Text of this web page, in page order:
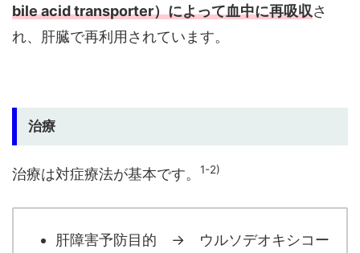
bile acid transporter）によって血中に再吸収さ
れ、肝臓で再利用されています。
治療
治療は対症療法が基本です。 1-2)
肝障害予防目的 → ウルソデオキシコー